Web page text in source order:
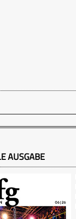
AUSGABE